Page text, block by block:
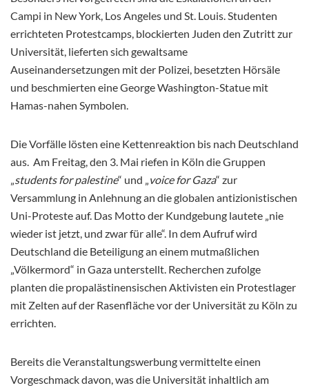
Campi in New York, Los Angeles und St. Louis. Studenten
errichteten Protestcamps, blockierten Juden den Zutritt zur
Universität, lieferten sich gewaltsame
Auseinandersetzungen mit der Polizei, besetzten Hörsäle
und beschmierten eine George Washington-Statue mit
Hamas-nahen Symbolen.
Die Vorfälle lösten eine Kettenreaktion bis nach Deutschland
aus. Am Freitag, den 3. Mai riefen in Köln die Gruppen
„students for palestine“ und „voice for Gaza“ zur
Versammlung in Anlehnung an die globalen antizionistischen
Uni-Proteste auf. Das Motto der Kundgebung lautete „nie
wieder ist jetzt, und zwar für alle“. In dem Aufruf wird
Deutschland die Beteiligung an einem mutmaßlichen
„Völkermord“ in Gaza unterstellt. Recherchen zufolge
planten die propalästinensischen Aktivisten ein Protestlager
mit Zelten auf der Rasenfläche vor der Universität zu Köln zu
errichten.
Bereits die Veranstaltungswerbung vermittelte einen
Vorgeschmack davon, was die Universität inhaltlich am